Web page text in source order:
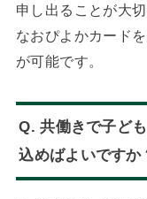
申し出ることが大切
なおぴよかカード
が可能です。
Q. 共働きで子ど
込めばよいですか